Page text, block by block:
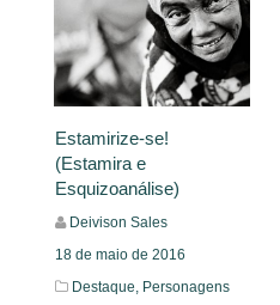
Estamirize-se!
(Estamira e
Esquizoanálise)
Deivison Sales
18 de maio de 2016
Destaque, Personagens